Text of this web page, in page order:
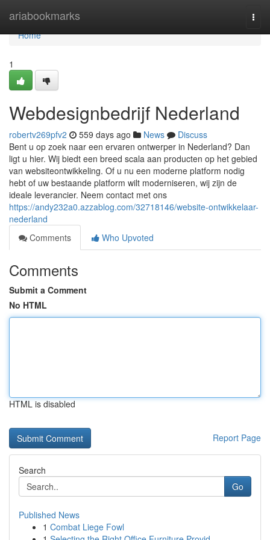
ariabookmarks
Home
Home
1
Webdesignbedrijf Nederland
robertv269pfv2 559 days ago News
Discuss
Bent u op zoek naar een ervaren ontwerper in Nederland? Dan
ligt u hier. Wij biedt een breed scala aan producten op het gebied
van websiteontwikkeling. Of u nu een moderne platform nodig
hebt of uw bestaande platform wilt moderniseren, wij zijn de
ideale leverancier. Neem contact met ons
https://andy232a0.azzablog.com/32718146/website-ontwikkelaar-
nederland
Comments
Who Upvoted
Comments
Submit a Comment
No HTML
HTML is disabled
Report Page
Search
Go
Published News
1 Combat Liege Fowl